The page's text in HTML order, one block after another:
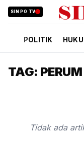
SIN PO TV
POLITIK
TAG:
Tidak ada